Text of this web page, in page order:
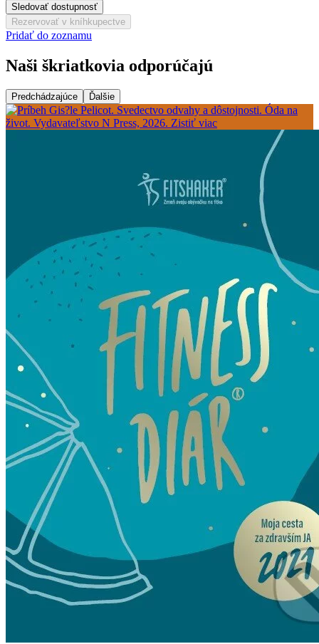
Sledovať dostupnosť
Rezervovať v kníhkupectve
Pridať do zoznamu
Naši škriatkovia odporúčajú
Predchádzajúce Ďalšie